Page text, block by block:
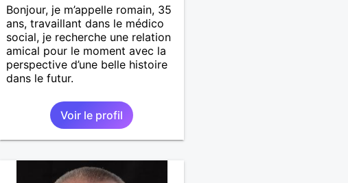
Bonjour, je m’appelle romain, 35
ans, travaillant dans le médico
social, je recherche une relation
amical pour le moment avec la
perspective d’une belle histoire
dans le futur.
Voir le profil